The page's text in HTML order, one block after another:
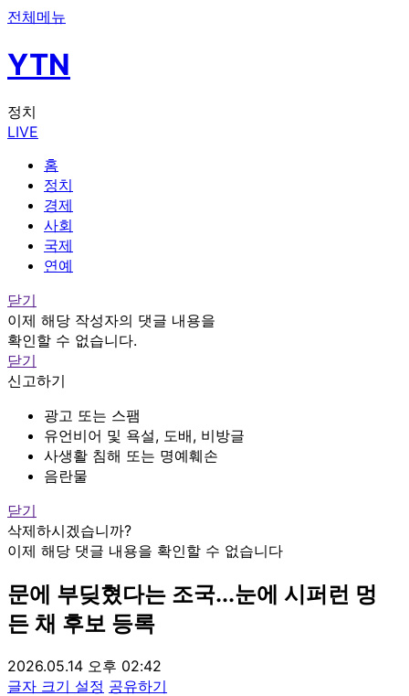
전체메뉴
YTN
정치
LIVE
홈
정치
경제
사회
국제
연예
닫기
이제 해당 작성자의 댓글 내용을
확인할 수 없습니다.
닫기
신고하기
광고 또는 스팸
유언비어 및 욕설, 도배, 비방글
사생활 침해 또는 명예훼손
음란물
닫기
삭제하시겠습니까?
이제 해당 댓글 내용을 확인할 수 없습니다
문에 부딪혔다는 조국...눈에 시퍼런 멍
든 채 후보 등록
2026.05.14 오후 02:42
글자 크기 설정 공유하기